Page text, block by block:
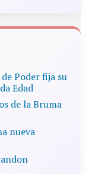
Poder fija su
Edad
de la Bruma
nueva